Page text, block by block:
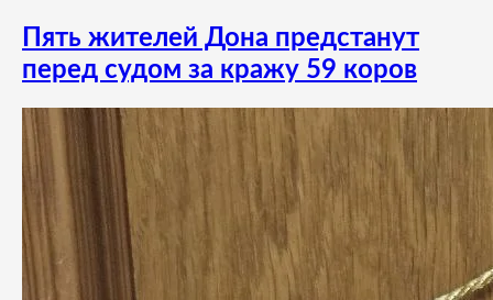
Пять жителей Дона предстанут
перед судом за кражу 59 коров